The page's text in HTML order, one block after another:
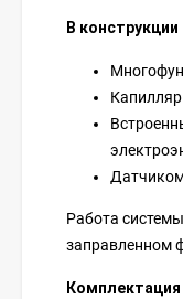
В
Работа
заправленном